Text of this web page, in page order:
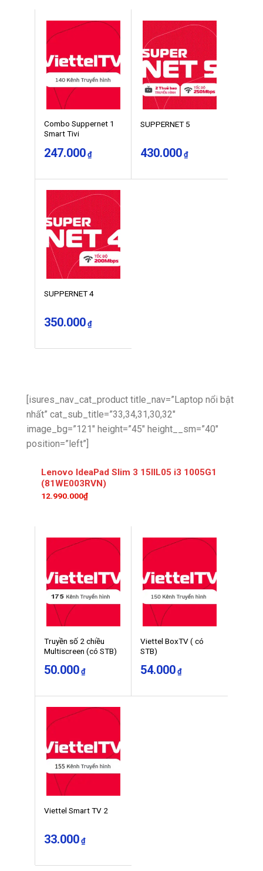
Combo Suppernet 1
Smart Tivi
247.000 ₫
SUPPERNET 5
430.000 ₫
SUPPERNET 4
350.000 ₫
[isures_nav_cat_product title_nav=”Laptop nổi bật
nhất” cat_sub_title=”33,34,31,30,32″
image_bg=”121″ height=”45″ height__sm=”40″
position=”left”]
Lenovo IdeaPad Slim 3 15IIL05 i3 1005G1
(81WE003RVN)
12.990.000₫
Truyền số 2 chiều
Multiscreen (có STB)
50.000 ₫
Viettel BoxTV ( có
STB)
54.000 ₫
Viettel Smart TV 2
33.000 ₫